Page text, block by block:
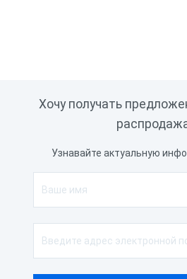
Хочу получать
Узнавайте актуальную